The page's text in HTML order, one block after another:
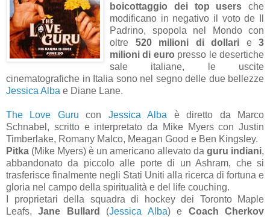
boicottaggio dei top users che
modificano in negativo il voto de Il
Padrino, spopola nel Mondo con
oltre 520 milioni di dollari e 3
milioni di euro presso le desertiche
sale italiane, le uscite
cinematografiche in Italia sono nel segno delle due bellezze
Jessica Alba e Diane Lane.
The Love Guru con Jessica Alba è diretto da Marco
Schnabel, scritto e interpretato da Mike Myers con Justin
Timberlake, Romany Malco, Meagan Good e Ben Kingsley.
Pitka (Mike Myers) è un americano allevato da guru indiani,
abbandonato da piccolo alle porte di un Ashram, che si
trasferisce finalmente negli Stati Uniti alla ricerca di fortuna e
gloria nel campo della spiritualità e del life couching.
I proprietari della squadra di hockey dei Toronto Maple
Leafs,Jane Bullard (Jessica Alba) e Coach Cherkov